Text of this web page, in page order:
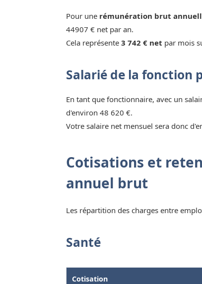
Pour une rémunération brut
44907 € net par an.
Cela représente 3 742 € net par mois
Salarié de la fonction
En tant que fonctionnaire, avec un
d'environ 48 620 €.
Votre salaire net mensuel sera donc
Cotisations et
annuel brut
Les répartition des charges entre
Santé
Cotisation